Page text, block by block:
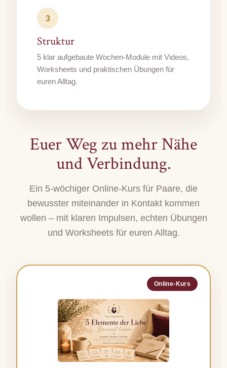
3
Struktur
5 klar aufgebaute Wochen-Module mit Videos,
Worksheets und praktischen Übungen für
euren Alltag.
Euer Weg zu mehr Nähe
und Verbindung.
Ein 5-wöchiger Online-Kurs für Paare, die
bewusster miteinander in Kontakt kommen
wollen – mit klaren Impulsen, echten Übungen
und Worksheets für euren Alltag.
Online-Kurs